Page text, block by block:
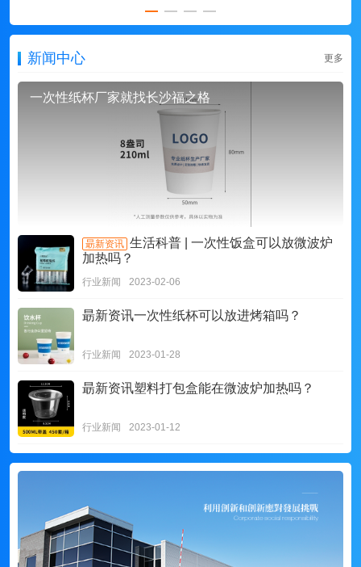
新闻中心 更多
一次性纸杯厂家就找长沙福之格
朂新资讯 生活科普 | 一次性饭盒可以放微波炉
加热吗？
行业新闻 2023-02-06
朂新资讯一次性纸杯可以放进烤箱吗？
行业新闻 2023-01-28
朂新资讯塑料打包盒能在微波炉加热吗？
行业新闻 2023-01-12